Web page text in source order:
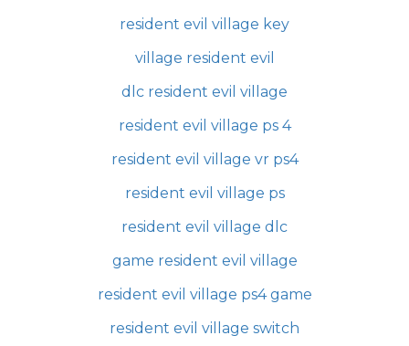
resident evil village key
village resident evil
dlc resident evil village
resident evil village ps 4
resident evil village vr ps4
resident evil village ps
resident evil village dlc
game resident evil village
resident evil village ps4 game
resident evil village switch